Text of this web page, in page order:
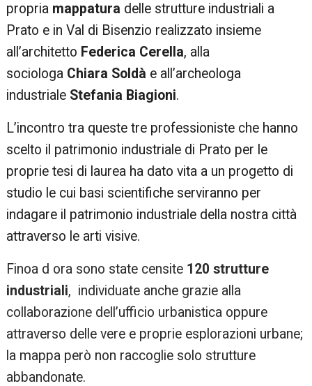
propria mappatura delle strutture industriali a
Prato e in Val di Bisenzio realizzato insieme
all’architetto Federica Cerella, alla
sociologa Chiara Soldà e all’archeologa
industriale Stefania Biagioni.
L’incontro tra queste tre professioniste che hanno
scelto il patrimonio industriale di Prato per le
proprie tesi di laurea ha dato vita a un progetto di
studio le cui basi scientifiche serviranno per
indagare il patrimonio industriale della nostra città
attraverso le arti visive.
Finoa d ora sono state censite 120 strutture
industriali, individuate anche grazie alla
collaborazione dell’ufficio urbanistica oppure
attraverso delle vere e proprie esplorazioni urbane;
la mappa però non raccoglie solo strutture
abbandonate.